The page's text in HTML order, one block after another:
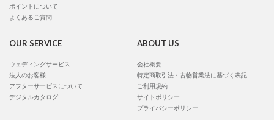
ポイントについて
よくあるご質問
OUR SERVICE
ウェディングサービス
法人のお客様
アフターサービスについて
デジタルカタログ
ABOUT US
会社概要
特定商取引法・古物営業法に基づく表記
ご利用規約
サイトポリシー
プライバシーポリシー